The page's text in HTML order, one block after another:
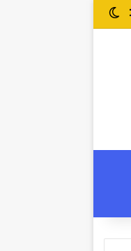
مقال عشوائي
الوضع المظلم